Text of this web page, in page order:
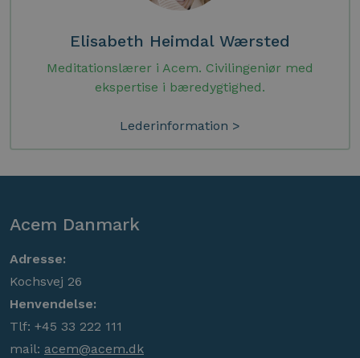
Elisabeth Heimdal Wærsted
Meditationslærer i Acem. Civilingeniør med
ekspertise i bæredygtighed.
Lederinformation >
Acem Danmark
Adresse:
Kochsvej 26
Henvendelse:
Tlf: +45 33 222 111
mail: acem@acem.dk